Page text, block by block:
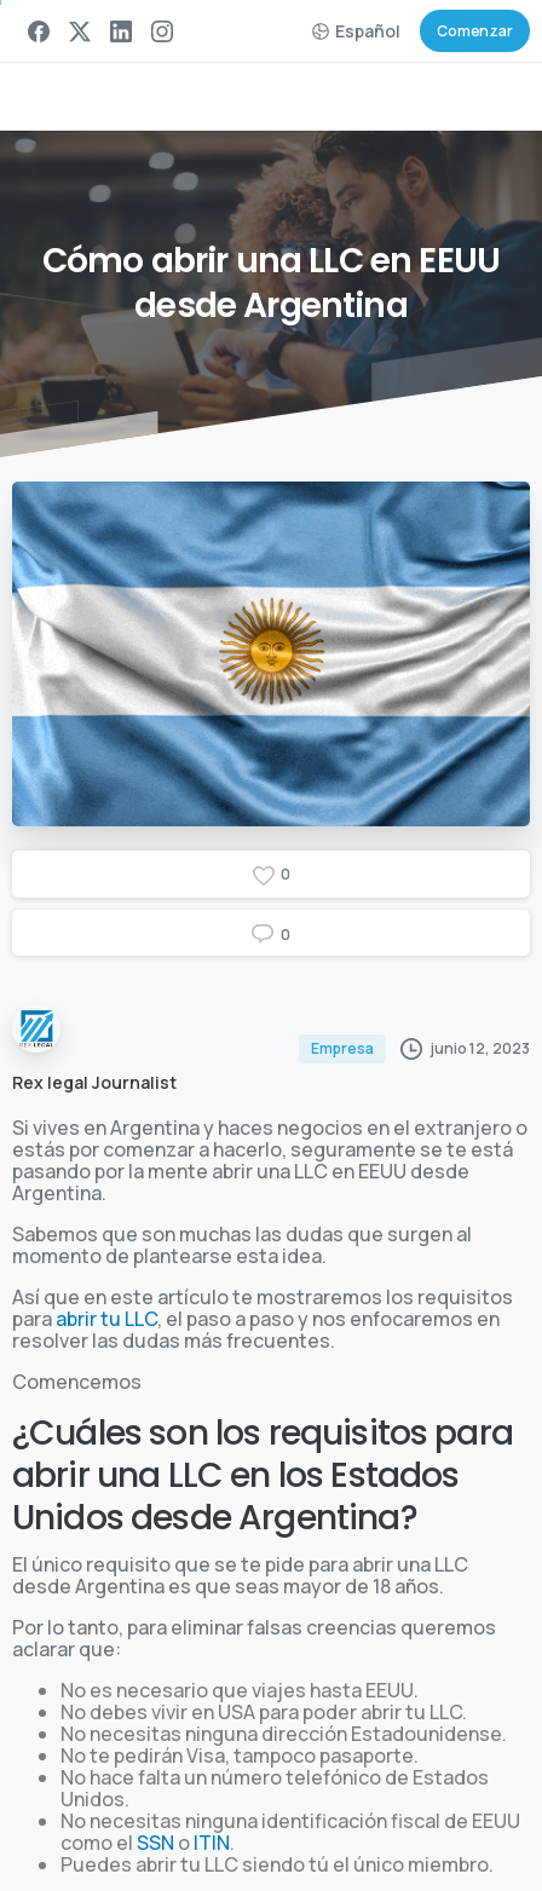
Español Comenzar
Cómo abrir unaLLCenEEUU
desdeArgentina
0
0
Rex legal Journalist
Empresa junio 12, 2023
Si vives en Argentina y haces negocios en el extranjero o
estás por comenzar a hacerlo, seguramente se te está
pasando por la mente abrir una LLC en EEUU desde
Argentina.
Sabemos que son muchas las dudas que surgen al
momento de plantearse esta idea.
Así que en este artículo te mostraremos los requisitos
paraabrir tu LLC, el paso a paso y nos enfocaremos en
resolver las dudas más frecuentes.
Comencemos
¿Cuáles son los requisitos para
abrir una LLC en los Estados
Unidos desde Argentina?
El único requisito que se te pide para abrir una LLC
desde Argentina es que seas mayor de 18 años.
Por lo tanto, para eliminar falsas creencias queremos
aclarar que:
No es necesario que viajes hasta EEUU.
No debes vivir en USA para poder abrir tu LLC.
No necesitas ninguna dirección Estadounidense.
No te pedirán Visa, tampoco pasaporte.
No hace falta un número telefónico de Estados
Unidos.
No necesitas ninguna identificación fiscal de EEUU
como elSSN oITIN.
Puedes abrir tu LLC siendo tú el único miembro.